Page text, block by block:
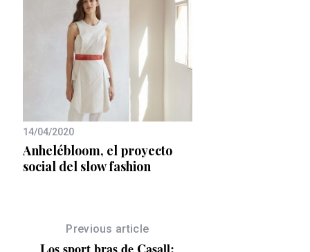
14/04/2020
Anhelébloom, el proyecto
social del slow fashion
Previous article
Los sport bras de Casall: